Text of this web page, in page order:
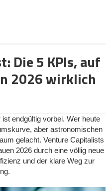
abwickelt oder
bezahlt, erschwert die
besteuert werden.
angesetzt wird – ohne
sich dieser Aufwand
aufbewahren
Beleg – das ist
In der Praxis fehlen
Die 5 KPIs, auf
2026 wirklich
ist endgültig vorbei. Wer heute
aber astronomischen
gelacht. Venture Capitalists
2026 durch eine völlig neue
und der klare Weg zur